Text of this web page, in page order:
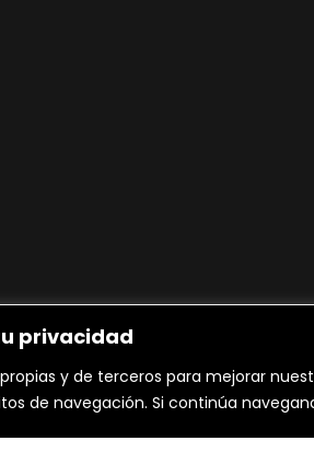
privacidad
y de terceros para mejorar
de navegación. Si continúa